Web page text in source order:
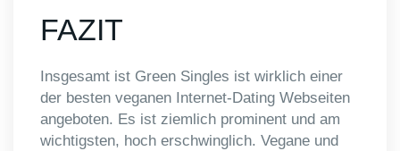
FAZIT
Insgesamt ist Green Singles ist wirklich einer
der besten veganen Internet-Dating Webseiten
angeboten. Es ist ziemlich prominent und am
wichtigsten, hoch erschwinglich. Vegane und